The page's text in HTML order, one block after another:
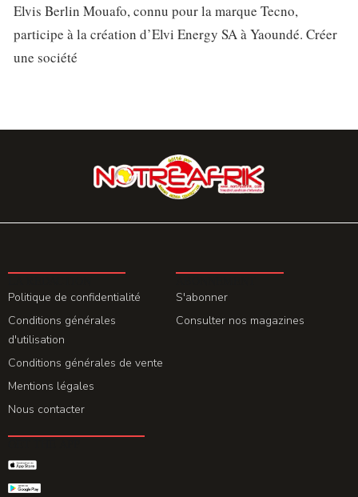
Elvis Berlin Mouafo, connu pour la marque Tecno,
participe à la création d’Elvi Energy SA à Yaoundé. Créer
une société
Politique de confidentialité
Conditions générales
d'utilisation
Conditions générales de vente
Mentions légales
Nous contacter
S'abonner
Consulter nos magazines